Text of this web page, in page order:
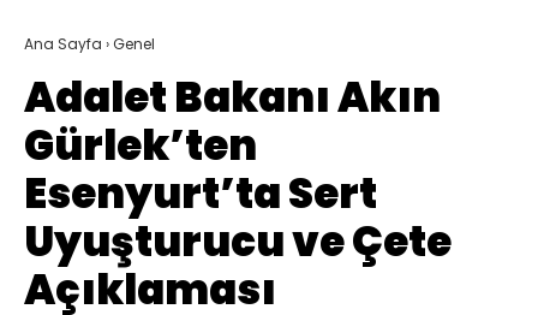
Ana Sayfa ›Genel
Adalet Bakanı Akın
Gürlek’ten
Esenyurt’ta Sert
Uyuşturucu ve Çete
Açıklaması